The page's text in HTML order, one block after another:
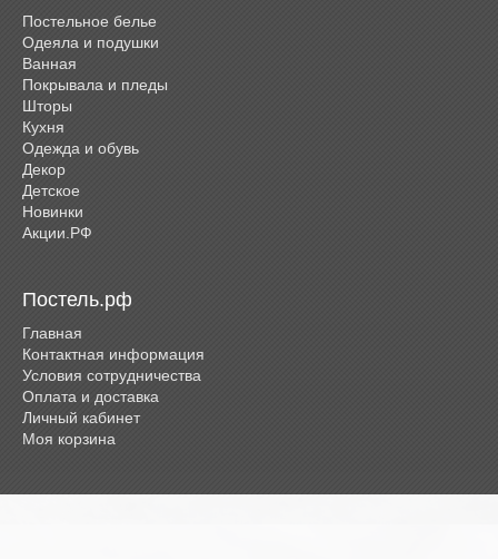
Постельное белье
Одеяла и подушки
Ванная
Покрывала и пледы
Шторы
Кухня
Одежда и обувь
Декор
Детское
Новинки
Акции.РФ
Постель.рф
Главная
Контактная информация
Условия сотрудничества
Оплата и доставка
Личный кабинет
Моя корзина